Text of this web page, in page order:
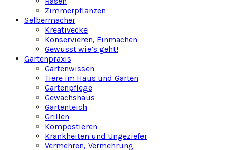
Zimmerpflanzen
Selbermacher
Kreativecke
Konservieren, Einmachen
Gewusst wie’s geht!
Gartenpraxis
Gartenwissen
Tiere im Haus und Garten
Gartenpflege
Gewächshaus
Gartenteich
Grillen
Kompostieren
Krankheiten und Ungeziefer
Vermehren, Vermehrung